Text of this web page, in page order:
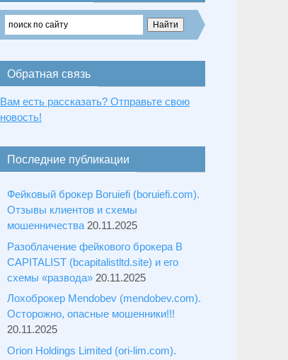
Обратная связь
Вам есть рассказать? Отправьте свою
новость!
Последние публикации
Фейковый брокер Boruiefi (boruiefi.com).
Отзывы клиентов и схемы
мошенничества 20.11.2025
Разоблачение фейкового брокера B
CAPITALIST (bcapitalistltd.site) и его
схемы «развода» 20.11.2025
Лохоброкер Mendobev (mendobev.com).
Осторожно, опасные мошенники!!!
20.11.2025
Orion Holdings Limited (ori-lim.com).